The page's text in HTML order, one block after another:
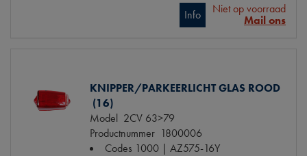
Info
Niet op voorraad
Mail ons
KNIPPER/PARKEERLICHT GLAS ROOD
(16)
Model 2CV 63>79
Productnummer 1800006
Codes 1000 | AZ575-16Y